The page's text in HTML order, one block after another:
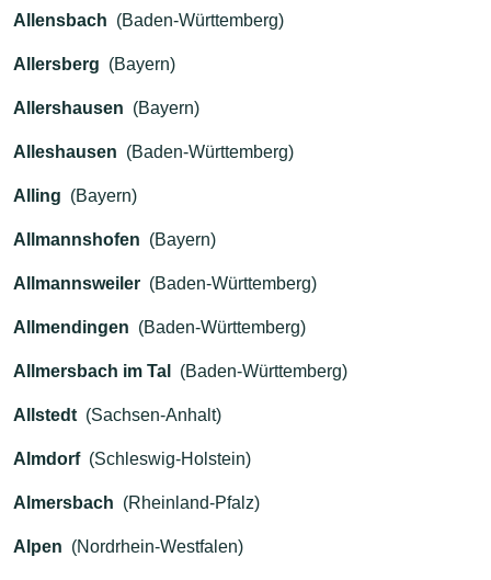
Allensbach (Baden-Württemberg)
Allersberg (Bayern)
Allershausen (Bayern)
Alleshausen (Baden-Württemberg)
Alling (Bayern)
Allmannshofen (Bayern)
Allmannsweiler (Baden-Württemberg)
Allmendingen (Baden-Württemberg)
Allmersbach im Tal (Baden-Württemberg)
Allstedt (Sachsen-Anhalt)
Almdorf (Schleswig-Holstein)
Almersbach (Rheinland-Pfalz)
Alpen (Nordrhein-Westfalen)